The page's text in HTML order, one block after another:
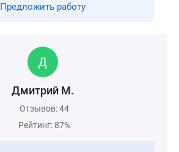
Предложить работу
Дмитрий М.
Отзывов: 44
Рейтинг: 87%